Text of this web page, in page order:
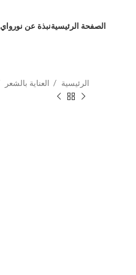
الصفحة الرئيسيةنبذة عن نورواي
الرئيسية العناية بالشعر